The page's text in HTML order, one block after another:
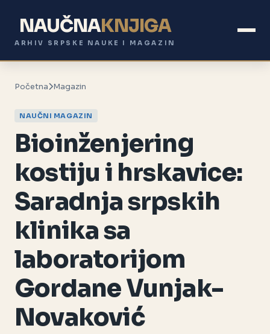
NAUČNAKNJIGA
ARHIV SRPSKE NAUKE I MAGAZIN
Početna Magazin
NAUČNI MAGAZIN
Bioinženjering
kostiju i hrskavice:
Saradnja srpskih
klinika sa
laboratorijom
Gordane Vunjak-
Novaković